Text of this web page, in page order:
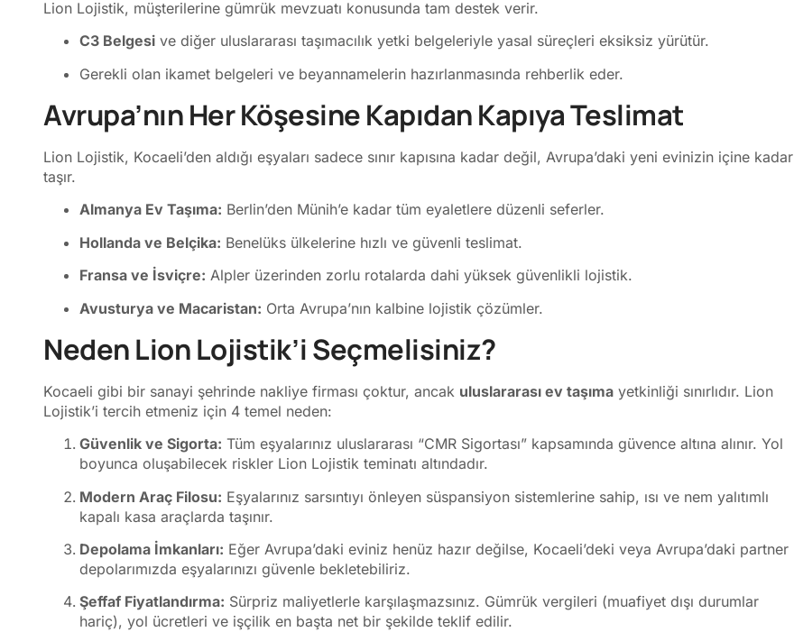
Lion Lojistik, müşterilerine gümrük mevzuatı konusunda tam destek verir.
C3 Belgesi ve diğer uluslararası taşımacılık yetki belgeleriyle yasal süreçleri eksiksiz yürütür.
Gerekli olan ikamet belgeleri ve beyannamelerin hazırlanmasında rehberlik eder.
Avrupa’nın Her Köşesine Kapıdan Kapıya Teslimat
Lion Lojistik, Kocaeli’den aldığı eşyaları sadece sınır kapısına kadar değil, Avrupa’daki yeni evinizin içine kadar
taşır.
Almanya Ev Taşıma: Berlin’den Münih’e kadar tüm eyaletlere düzenli seferler.
Hollanda ve Belçika: Benelüks ülkelerine hızlı ve güvenli teslimat.
Fransa ve İsviçre: Alpler üzerinden zorlu rotalarda dahi yüksek güvenlikli lojistik.
Avusturya ve Macaristan: Orta Avrupa’nın kalbine lojistik çözümler.
Neden Lion Lojistik’i Seçmelisiniz?
Kocaeli gibi bir sanayi şehrinde nakliye firması çoktur, ancak uluslararası ev taşıma yetkinliği sınırlıdır. Lion
Lojistik’i tercih etmeniz için 4 temel neden:
Güvenlik ve Sigorta: Tüm eşyalarınız uluslararası “CMR Sigortası” kapsamında güvence altına alınır. Yol
boyunca oluşabilecek riskler Lion Lojistik teminatı altındadır.
Modern Araç Filosu: Eşyalarınız sarsıntıyı önleyen süspansiyon sistemlerine sahip, ısı ve nem yalıtımlı
kapalı kasa araçlarda taşınır.
Depolama İmkanları: Eğer Avrupa’daki eviniz henüz hazır değilse, Kocaeli’deki veya Avrupa’daki partner
depolarımızda eşyalarınızı güvenle bekletebiliriz.
Şeffaf Fiyatlandırma: Sürpriz maliyetlerle karşılaşmazsınız. Gümrük vergileri (muafiyet dışı durumlar
hariç), yol ücretleri ve işçilik en başta net bir şekilde teklif edilir.